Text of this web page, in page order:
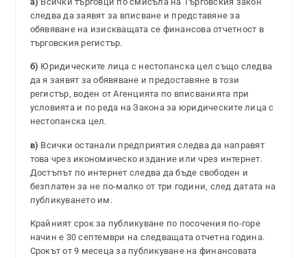
следва да заявят за вписване и представяне за
обявяване на изискващата се финансова отчетност в
търговския регистър.
б) Юридическите лица с нестопанска цел също следва
да я заявят за обявяване и предоставяне в този
регистър, воден от Агенцията по вписванията при
условията и по реда на Закона за юридическите лица с
нестопанска цел.
в) Всички останали предприятия следва да направят
това чрез икономическо издание или чрез интернет.
Достъпът по интернет следва да бъде свободен и
безплатен за не по-малко от три години, след датата на
публикуването им.
Крайният срок за публикуване по посочения по-горе
начин е 30 септември на следващата отчетна година.
Срокът от 9 месеца за публикуване на финансовата